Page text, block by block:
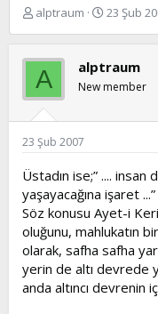
K
b
u
y
u
b
a
l
a
t
a
n
alptraum
B
a
n
ı
r
i
h
i
23 Şub
A alptraum
New member
23 Şub 2007
Üstadın ise;” .... insan
yaşayacağına işaret
Söz konusu Ayet-i
oluğunu, mahlukatın
olarak, safha safha
yerin de altı devrede
anda altıncı devrenin